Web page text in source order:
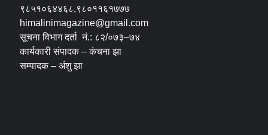
९८५१०६४४६८,९८०११६१७७७
himalinimagazine@gmail.com
सूचना विभाग दर्ता नं.: ८२/०७३–७४
कार्यकारी संपादक – कंचना झा
सम्पादक – अंशु झा